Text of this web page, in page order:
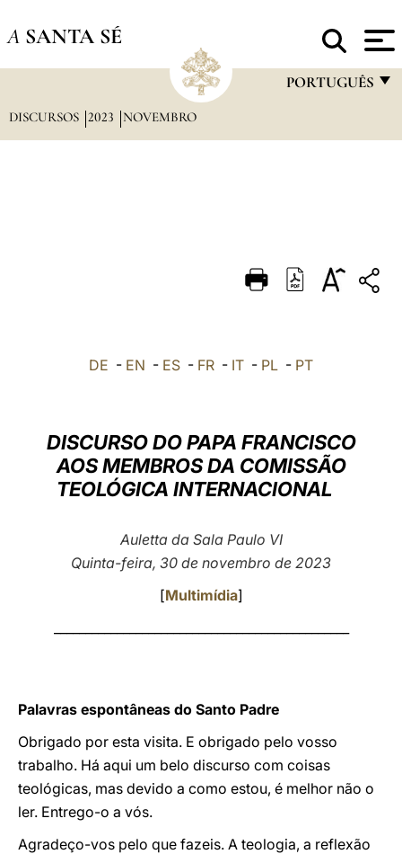
A SANTA SÉ
PORTUGUÊS
DEUTSCH
العربيّة
LATINE
DISCURSOS 2023 NOVEMBRO
DE - EN - ES - FR - IT - PL - PT
DISCURSO DO PAPA FRANCISCO
AOS MEMBROS DA COMISSÃO
TEOLÓGICA INTERNACIONAL
Auletta da Sala Paulo VI
Quinta-feira, 30 de novembro de 2023
[Multimídia]
Palavras espontâneas do Santo Padre
Obrigado por esta visita. E obrigado pelo vosso
trabalho. Há aqui um belo discurso com coisas
teológicas, mas devido a como estou, é melhor não o
ler. Entrego-o a vós.
Agradeço-vos pelo que fazeis. A teologia, a reflexão